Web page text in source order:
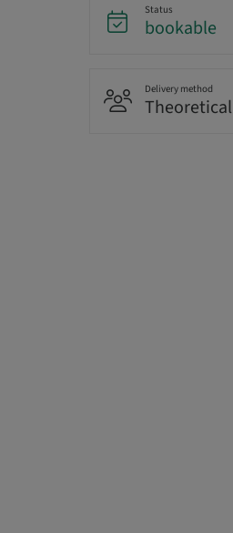
Status
bookable
Delivery method
Theoretical